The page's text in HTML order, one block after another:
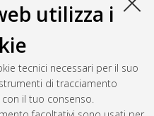
utilizza i
tecnici necessari per il suo
di tracciamento
il tuo consenso.
Condividi
dell'autore. (